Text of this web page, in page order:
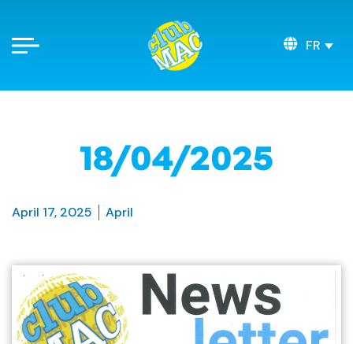
FR
18/04/2025
April 17, 2025 April